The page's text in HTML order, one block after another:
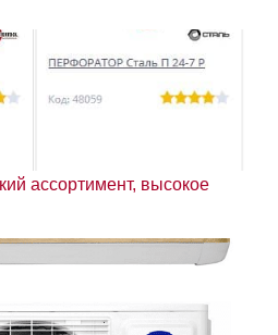
ассортимент, высокое